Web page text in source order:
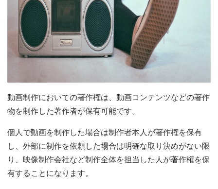
動画制作においての著作権は、動画コンテンツなどの著作
物を制作した著作者が保有可能です。
個人で動画を制作した場合は制作者本人が著作権を保有
し、外部に制作を依頼した場合は明確な取り決めがない限
り、映像制作会社など制作全体を担当した人が著作権を保
有することになります。